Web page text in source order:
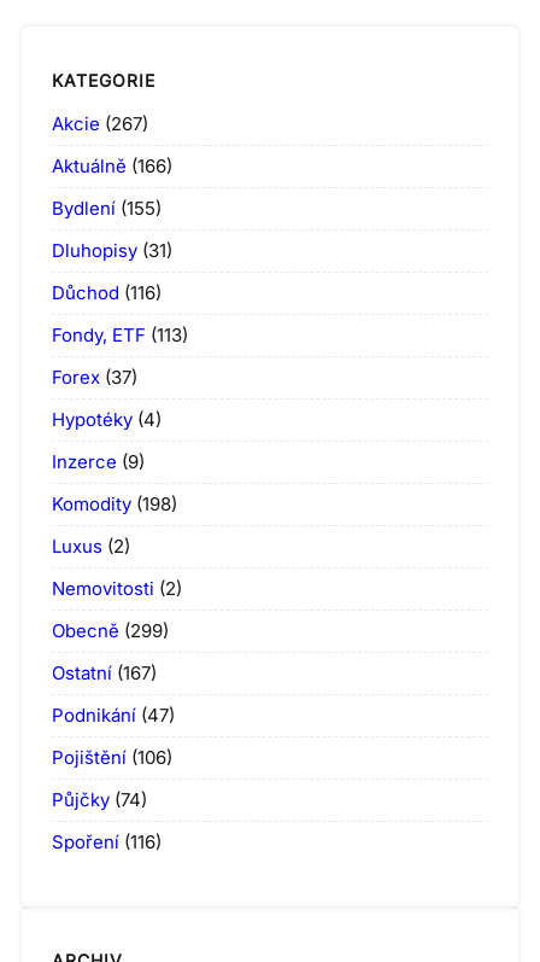
KATEGORIE
Akcie (267)
Aktuálně (166)
Bydlení (155)
Dluhopisy (31)
Důchod (116)
Fondy, ETF (113)
Forex (37)
Hypotéky (4)
Inzerce (9)
Komodity (198)
Luxus (2)
Nemovitosti (2)
Obecně (299)
Ostatní (167)
Podnikání (47)
Pojištění (106)
Půjčky (74)
Spoření (116)